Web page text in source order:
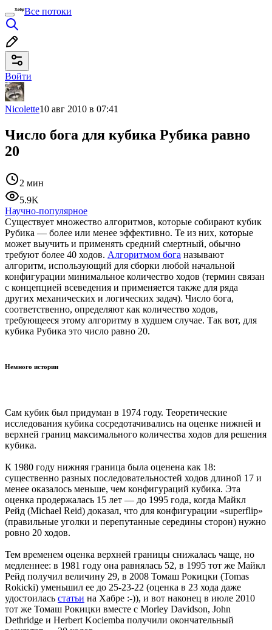
Все потоки
Войти
Nicolette10 авг 2010 в 07:41
Число бога для кубика Рубика равно
20
2 мин
5.9K
Научно-популярное
Существует множество алгоритмов, которые собирают кубик
Рубика — более или менее эффективно. Те из них, которые
может выучить и применять средний смертный, обычно
требуют более 40 ходов. Алгоритмом бога называют
алгоритм, использующий для сборки любой начальной
конфигурации минимальное количество ходов (термин связан
с концепцией всеведения и применяется также для ряда
других механических и логических задач). Число бога,
соответственно, определяют как количество ходов,
требующееся этому алгоритму в худшем случае. Так вот, для
кубика Рубика это число равно 20.
Немного истории
Сам кубик был придуман в 1974 году. Теоретические
исследования кубика сосредотачивались на оценке нижней и
верхней границ максимального количества ходов для решения
кубика.
К 1980 году нижняя граница была оценена как 18:
существенно разных последовательностей ходов длиной 17 и
менее оказалось меньше, чем конфигураций кубика. Эта
оценка продержалась 15 лет — до 1995 года, когда Майкл
Рейд (Michael Reid) доказал, что для конфигурации «superflip»
(правильные уголки и перепутанные середины сторон) нужно
ровно 20 ходов.
Тем временем оценка верхней границы снижалась чаще, но
медленнее: в 1981 году она равнялась 52, в 1995 тот же Майкл
Рейд получил величину 29, в 2008 Томаш Рокицки (Tomas
Rokicki) уменьшил ее до 25-23-22 (оценка в 23 хода даже
удостоилась статьи на Хабре :-)), и вот наконец в июле 2010
тот же Томаш Рокицки вместе с Morley Davidson, John
Dethridge и Herbert Kociemba получили окончательный